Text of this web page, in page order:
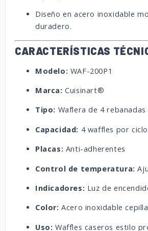
Diseño en acero inoxidable
duradero.
CARACTERÍSTICAS
Modelo: WAF-200P1
Marca: Cuisinart®
Tipo: Waflera de 4
Capacidad: 4 waffles por ciclo
Placas: Anti-adherentes
Control de temperatura:
Indicadores: Luz de
Color: Acero inoxidable
Uso: Waffles caseros estilo